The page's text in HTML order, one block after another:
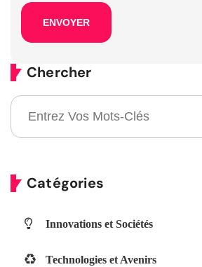
Chercher
Catégories
Innovations et Sociétés
Technologies et Avenirs